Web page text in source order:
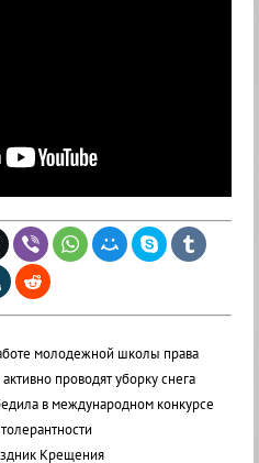
молодежной школы права
проводят уборку снега
в международном конкурсе
Крещения